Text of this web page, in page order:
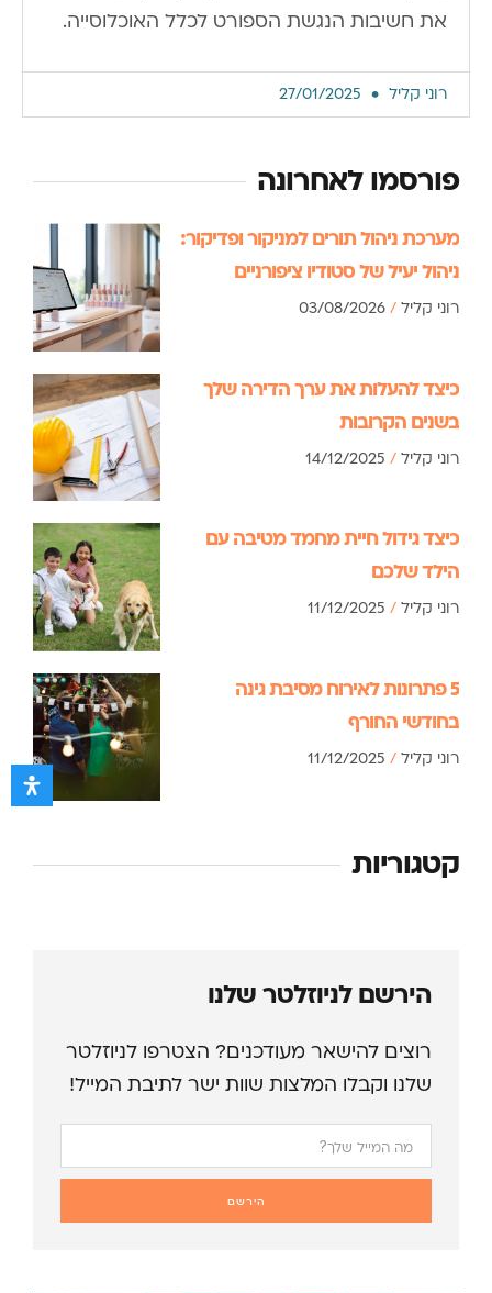
את חשיבות הנגשת הספורט לכלל האוכלוסייה.
רוני קליל
פורסמו לאחרונה
מערכת ניהול תורים למניקור ופדיקור:
ניהול יעיל של סטודיו ציפורניים
רוני קליל
כיצד להעלות את ערך הדירה שלך
בשנים הקרובות
רוני קליל
כיצד גידול חיית מחמד מטיבה עם
הילד שלכם
רוני קליל
5 פתרונות לאירוח מסיבת גינה
בחודשי החורף
רוני קליל
קטגוריות
הירשם לניוזלטר שלנו
רוצים להישאר מעודכנים? הצטרפו לניוזלטר
שלנו וקבלו המלצות שוות ישר לתיבת המייל!
הירשם